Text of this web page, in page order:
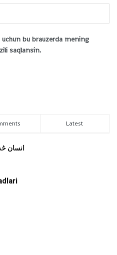
bu brauzerda mening
saqlansin.
Latest
انسان